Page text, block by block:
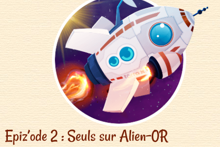
Epiz’ode 2 : Seuls sur Alien-0R